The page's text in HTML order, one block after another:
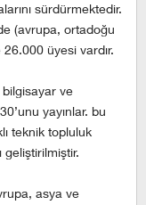
sürdürmektedir.
(avrupa, ortadoğu
üyesi vardır.
ve
yayınlar. bu
teknik topluluk
geliştirilmiştir.
asya ve